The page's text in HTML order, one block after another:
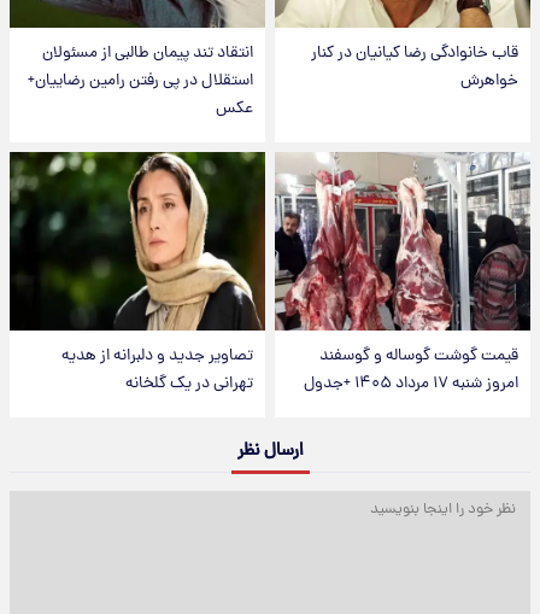
قاب خانوادگی رضا کیانیان در کنار
خواهرش
انتقاد تند پیمان طالبی از مسئولان
استقلال در پی رفتن رامین رضاییان+
عکس
قیمت گوشت گوساله و گوسفند
امروز شنبه ۱۷ مرداد ۱۴۰۵ +جدول
تصاویر جدید و دلبرانه از هدیه
تهرانی در یک گلخانه
ارسال نظر